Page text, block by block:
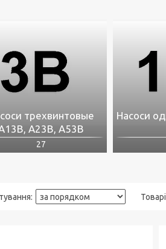
трехвинтовые
А23В, А53В
27
Насоси